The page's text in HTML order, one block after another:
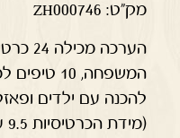
מק"ט: ZH000746
המשפחה,
להכנה עם ילדים
(מידת הכרטיסיות 9.5 על 12 ס"מ)